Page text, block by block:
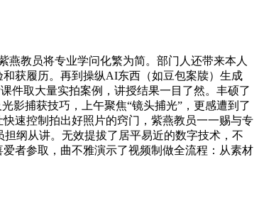
燕教员将专业学问化繁为简。部门人还带来本人
获履历。再到操纵AI东西（如豆包案牍）生成
件取大量实拍案例，讲授结果一目了然。丰硕了
影捕获技巧，上午聚焦“镜头捕光”，更感遭到了
速控制拍出好照片的窍门，紫燕教员一一赐与专
纲从讲。无效提拔了居平易近的数字技术，不
者参取，曲不雅演示了视频制做全流程：从素材